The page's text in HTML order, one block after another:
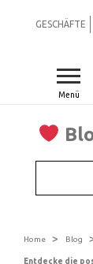
Menü
GESCHÄFTE
Home > Blog